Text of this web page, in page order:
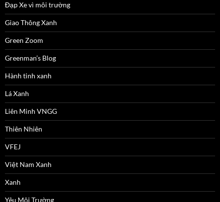
Đạp Xe vì môi trường
Giao Thông Xanh
Green Zoom
Greenman’s Blog
Hành tinh xanh
Lá Xanh
Liên Minh VNGG
Thiên Nhiên
VFEJ
Việt Nam Xanh
Xanh
Yêu Môi Trường